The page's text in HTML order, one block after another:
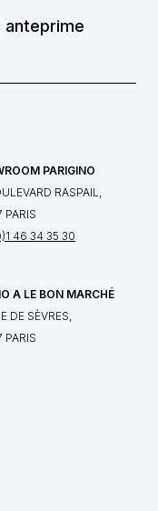
PARIGINO
RASPAIL,
46 34 35 30
A LE BON MARCHÉ
DE SÈVRES,